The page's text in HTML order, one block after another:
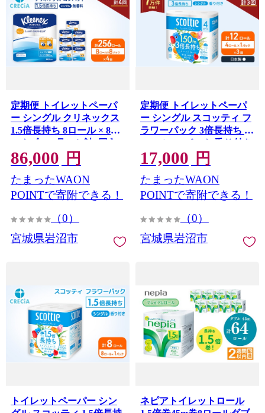
定期便 トイレットペーパ
ー シングル クリネックス
1.5倍長持ち 8ロール × 8パ
ック《 3ヶ月ごと計4回 》
コンパクト 無香料
[№5704-1996]
86,000 円
たまったWAON
POINTで寄附できる！
（0）
宮城県岩沼市
定期便 トイレットペーパ
ー シングル スコッティ フ
ラワーパック 3倍長持ち 4
ロール × 1パック 香り付き
《 4ヶ月ごと計 3回 》
[№5704-1902]
17,000 円
たまったWAON
POINTで寄附できる！
（0）
宮城県岩沼市
トイレットペーパー シン
ネピアトイレットロール